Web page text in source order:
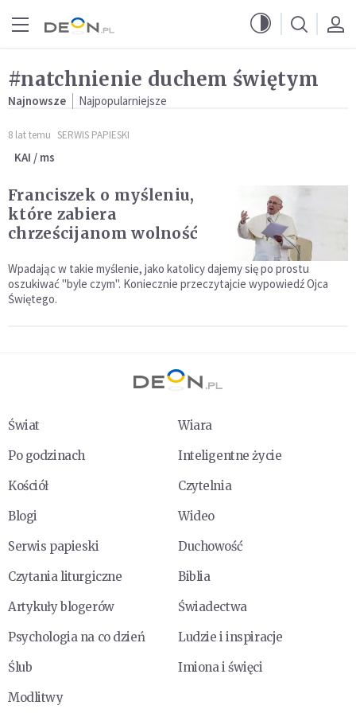
#natchnienie duchem świętym
Najnowsze Najpopularniejsze
8 lat temu SERWIS PAPIESKI
KAI / ms
Franciszek o myśleniu,
które zabiera
chrześcijanom wolność
Wpadając w takie myślenie, jako katolicy dajemy się po prostu
oszukiwać "byle czym". Koniecznie przeczytajcie wypowiedź Ojca
Świętego.
Świat
Wiara
Po godzinach
Inteligentne życie
Kościół
Czytelnia
Blogi
Wideo
Serwis papieski
Duchowość
Czytania liturgiczne
Biblia
Artykuły blogerów
Świadectwa
Psychologia na co dzień
Ludzie i inspiracje
Ślub
Imiona i święci
Modlitwy